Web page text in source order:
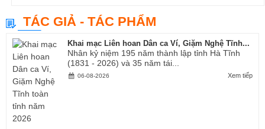
TÁC GIẢ - TÁC PHẨM
Khai mạc Liên hoan Dân ca Ví, Giặm Nghệ Tĩnh...
Nhân kỷ niệm 195 năm thành lập tỉnh Hà Tĩnh
(1831 - 2026) và 35 năm tái...
Xem tiếp
06-08-2026